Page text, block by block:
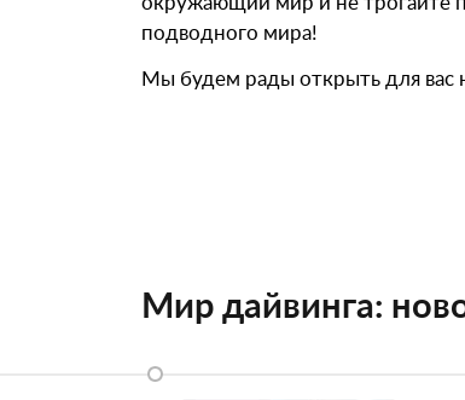
подводного мира!
Мы будем рады открыть для
Мир дайвинга: